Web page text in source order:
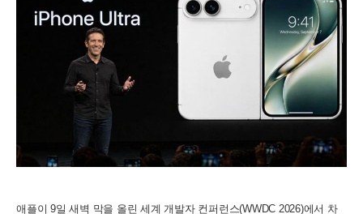
애플이 9일 새벽 막을 올린 세계 개발자 컨퍼런스(WWDC 2026)에서 차